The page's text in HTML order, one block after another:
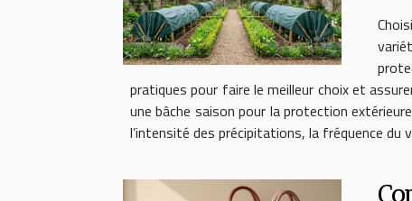
pratiques pour faire le meilleur choix et
une bâche saison pour la protection
l’intensité des précipitations, la fréquence